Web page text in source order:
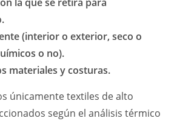
(interior o exterior, seco o
o no).
materiales y costuras.
únicamente textiles de alto
según el análisis térmico